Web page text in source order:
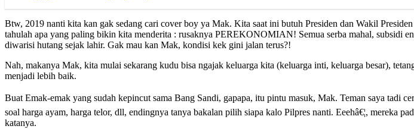
Btw, 2019 nanti kita kan gak sedang cari cover boy ya Mak. Kita saat ini butuh Presiden dan Wakil
tahulah apa yang paling bikin kita menderita : rusaknya PEREKONOMIAN! Semua serba mahal, subsidi
diwarisi hutang sejak lahir. Gak mau kan Mak, kondisi kek gini jalan terus?!
Nah, makanya Mak, kita mulai sekarang kudu bisa ngajak keluarga kita (keluarga inti, keluarga besar),
menjadi lebih baik.
Buat Emak-emak yang sudah kepincut sama Bang Sandi, gapapa, itu pintu masuk, Mak. Teman saya tadi
soal harga ayam, harga telor, dll, endingnya tanya bakalan pilih siapa kalo Pilpres nanti. Eeehâ€¦,
katanya.